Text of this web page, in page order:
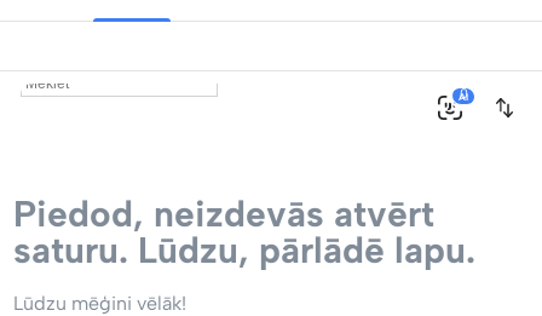
0
AI
Piedod, neizdevās atvērt
saturu. Lūdzu, pārlādē lapu.
Lūdzu mēģini vēlāk!